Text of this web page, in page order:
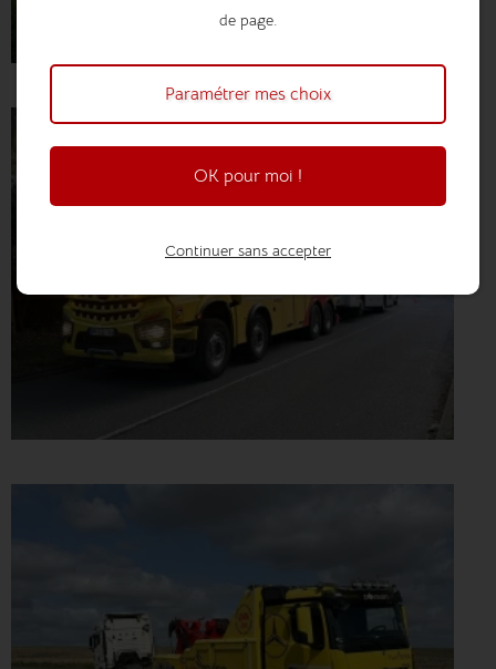
de page.
Paramétrer mes choix
OK pour moi !
Continuer sans accepter